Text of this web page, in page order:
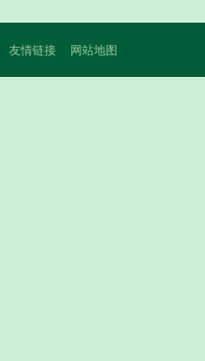
友情链接 网站地图